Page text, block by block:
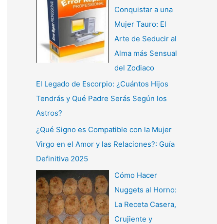
Conquistar a una
Mujer Tauro: El
Arte de Seducir al
Alma más Sensual
del Zodiaco
El Legado de Escorpio: ¿Cuántos Hijos
Tendrás y Qué Padre Serás Según los
Astros?
¿Qué Signo es Compatible con la Mujer
Virgo en el Amor y las Relaciones?: Guía
Definitiva 2025
Cómo Hacer
Nuggets al Horno:
La Receta Casera,
Crujiente y